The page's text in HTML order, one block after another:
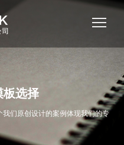
板选择
们原创设计的案例体现我们的专